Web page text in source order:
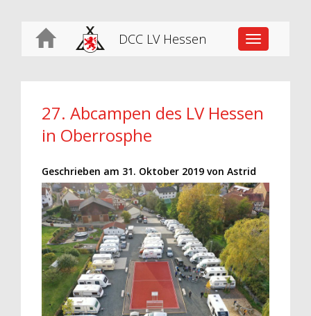
Toggle
DCC LV Hessen
27. Abcampen des LV Hessen
in Oberrosphe
Geschrieben am 31. Oktober 2019 von Astrid